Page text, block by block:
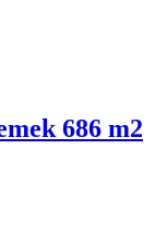
686 m2